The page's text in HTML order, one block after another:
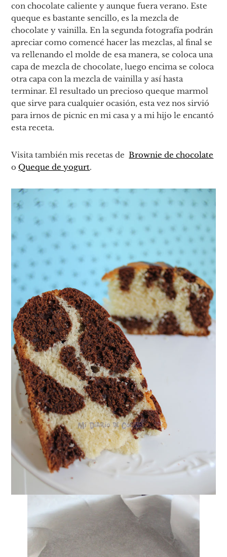
con chocolate caliente y aunque fuera verano. Este
queque es bastante sencillo, es la mezcla de
chocolate y vainilla. En la segunda fotografía podrán
apreciar como comencé hacer las mezclas, al final se
va rellenando el molde de esa manera, se coloca una
capa de mezcla de chocolate, luego encima se coloca
otra capa con la mezcla de vainilla y así hasta
terminar. El resultado un precioso queque marmol
que sirve para cualquier ocasión, esta vez nos sirvió
para irnos de picnic en mi casa y a mi hijo le encantó
esta receta.
Visita también mis recetas de Brownie de chocolate
oQueque de yogurt.